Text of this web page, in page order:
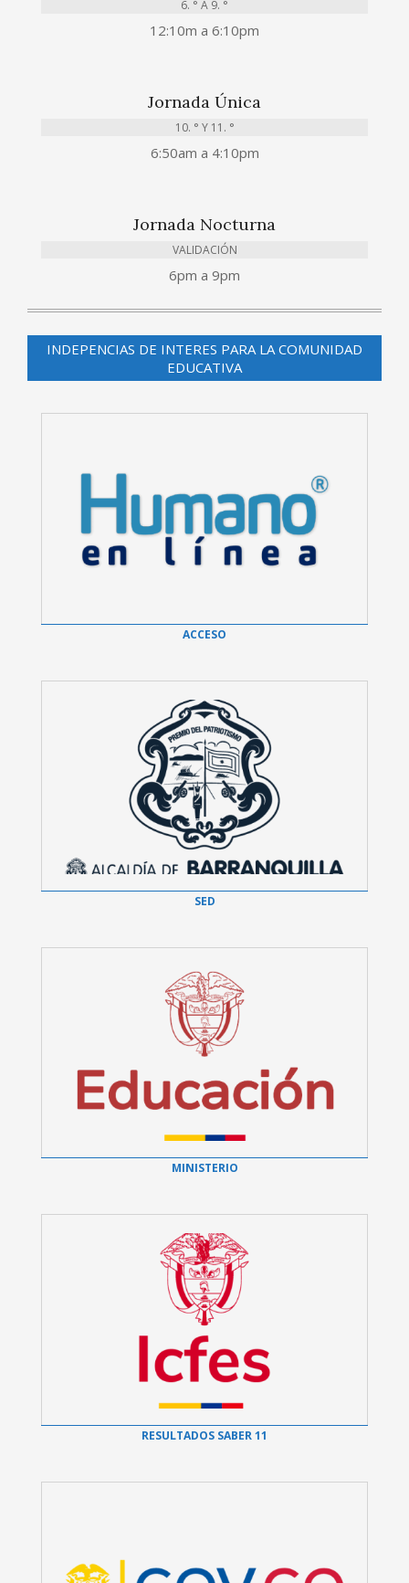
6. ° A 9. °
12:10m a 6:10pm
Jornada Única
10. ° Y 11. °
6:50am a 4:10pm
Jornada Nocturna
VALIDACIÓN
6pm a 9pm
INDEPENCIAS DE INTERES PARA LA COMUNIDAD
EDUCATIVA
ACCESO
SED
MINISTERIO
RESULTADOS SABER 11